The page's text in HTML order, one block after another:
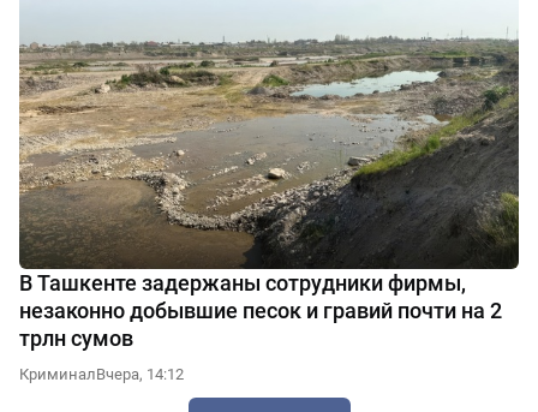
В Ташкенте задержаны сотрудники фирмы,
незаконно добывшие песок и гравий почти на 2
трлн сумов
КриминалВчера, 14:12